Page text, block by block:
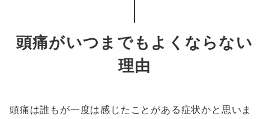
頭痛がいつまでもよくならない
理由
頭痛は誰もが一度は感じたことがある症状かと思いま